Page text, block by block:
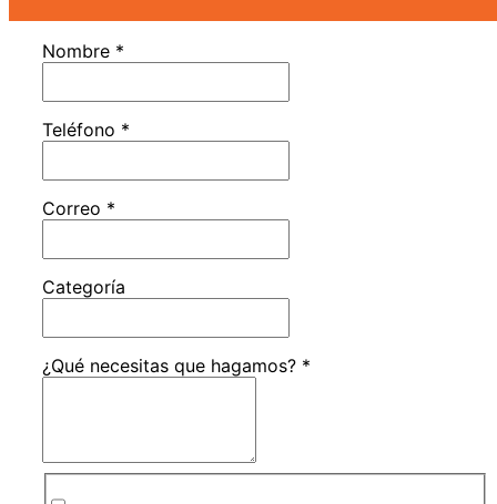
Nombre *
Teléfono *
Correo *
Categoría
¿Qué necesitas que hagamos? *